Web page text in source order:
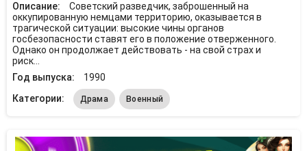
Описание:
Советский разведчик, заброшенный на
оккупированную немцами территорию, оказывается в
трагической ситуации: высокие чины органов
госбезопасности ставят его в положение отверженного.
Однако он продолжает действовать - на свой страх и
риск...
Год выпуска:
1990
Категории:
Драма Военный